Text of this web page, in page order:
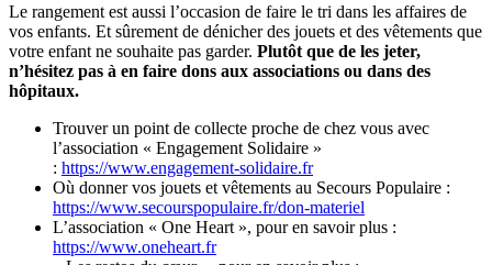
Le rangement est aussi l’occasion de faire le tri dans les affaires de
vos enfants. Et sûrement de dénicher des jouets et des vêtements que
votre enfant ne souhaite pas garder. Plutôt que de les jeter,
n’hésitez pas à en faire dons aux associations ou dans des
hôpitaux.
Trouver un point de collecte proche de chez vous avec
l’association « Engagement Solidaire »
: https://www.engagement-solidaire.fr
Où donner vos jouets et vêtements au Secours Populaire :
https://www.secourspopulaire.fr/don-materiel
L’association « One Heart », pour en savoir plus :
https://www.oneheart.fr